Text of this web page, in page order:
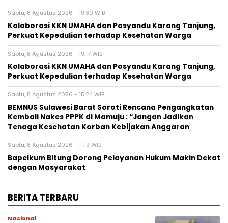
Sabtu, 8 Agustus 2026 - 19:30 WIB
Kolaborasi KKN UMAHA dan Posyandu Karang Tanjung,
Perkuat Kepedulian terhadap Kesehatan Warga
Sabtu, 8 Agustus 2026 - 19:17 WIB
Kolaborasi KKN UMAHA dan Posyandu Karang Tanjung,
Perkuat Kepedulian terhadap Kesehatan Warga
Sabtu, 8 Agustus 2026 - 15:24 WIB
BEMNUS Sulawesi Barat Soroti Rencana Pengangkatan
Kembali Nakes PPPK di Mamuju : “Jangan Jadikan
Tenaga Kesehatan Korban Kebijakan Anggaran
Sabtu, 8 Agustus 2026 - 11:19 WIB
Bapelkum Bitung Dorong Pelayanan Hukum Makin Dekat
dengan Masyarakat
BERITA TERBARU
Nasional